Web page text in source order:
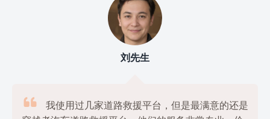
刘先生

我使用过几家道路救援平台，但是最满意的还是